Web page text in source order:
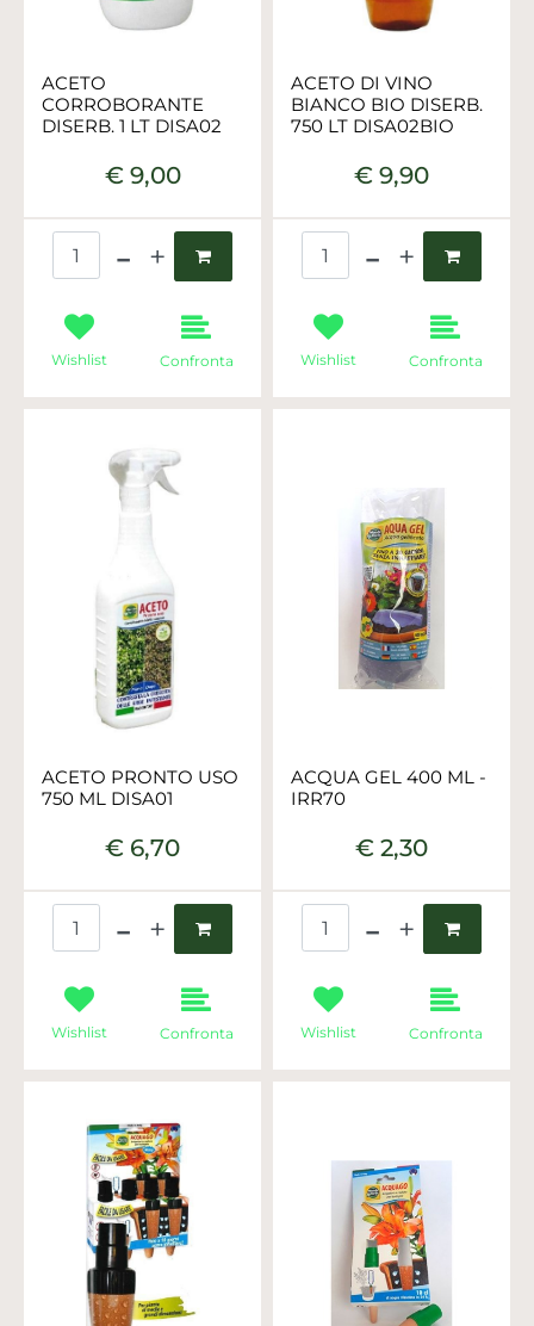
ACETO
CORROBORANTE
DISERB. 1 LT DISA02
€ 9,00
Wishlist Confronta
ACETO DI VINO
BIANCO BIO DISERB.
750 LT DISA02BIO
€ 9,90
Wishlist Confronta
ACETO PRONTO USO
750 ML DISA01
€ 6,70
Wishlist Confronta
ACQUA GEL 400 ML -
IRR70
€ 2,30
Wishlist Confronta